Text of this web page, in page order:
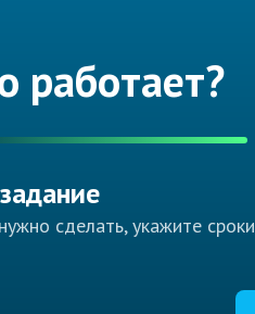
работает?
сделать, укажите сроки